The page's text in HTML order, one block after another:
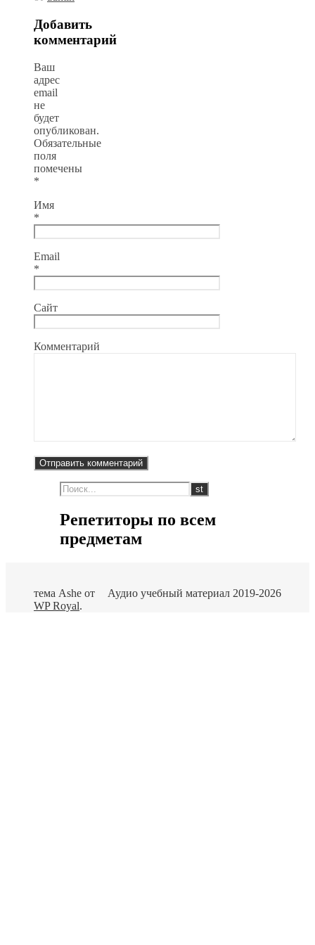
Добавить
комментарий
Ваш
адрес
email
не
будет
опубликован.
Обязательные
поля
помечены
*
Имя
*
Email
*
Сайт
Комментарий
Репетиторы по всем
предметам
Аудио учебный материал 2019-2026
тема Ashe от
WP Royal.